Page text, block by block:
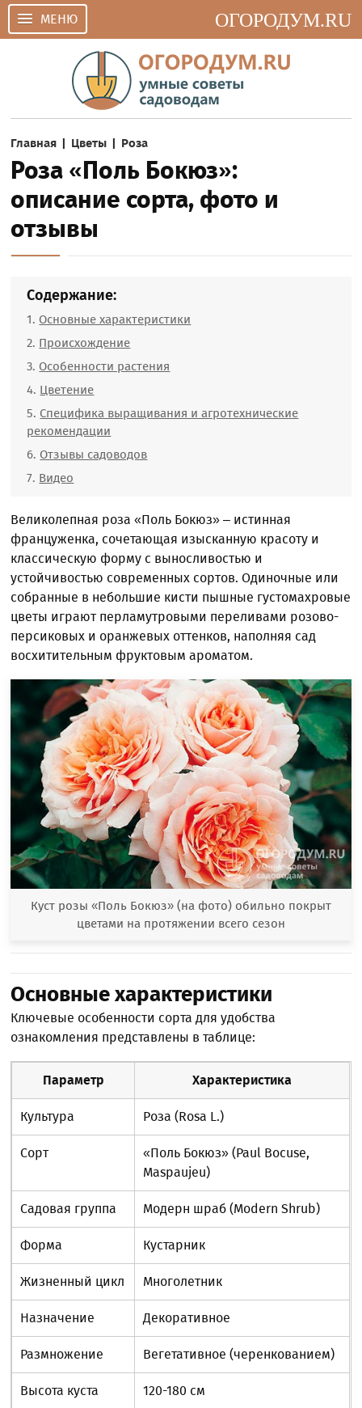
МЕНЮ ОГОРОДУМ.RU
Главная | Цветы | Роза
Роза «Поль Бокюз»:
описание сорта, фото и
отзывы
Содержание:
Основные характеристики
Происхождение
Особенности растения
Цветение
Специфика выращивания и агротехнические
рекомендации
Отзывы садоводов
Видео
Великолепная роза «Поль Бокюз» – истинная
француженка, сочетающая изысканную красоту и
классическую форму с выносливостью и
устойчивостью современных сортов. Одиночные или
собранные в небольшие кисти пышные густомахровые
цветы играют перламутровыми переливами розово-
персиковых и оранжевых оттенков, наполняя сад
восхитительным фруктовым ароматом.
Куст розы «Поль Бокюз» (на фото) обильно покрыт
цветами на протяжении всего сезон
Основные характеристики
Ключевые особенности сорта для удобства
ознакомления представлены в таблице:
Параметр Характеристика
Культура Роза (Rosa L.)
Сорт
«Поль Бокюз» (Paul Bocuse,
Maspaujeu)
Садовая группа Модерн шраб (Modern Shrub)
Форма Кустарник
Жизненный цикл Многолетник
Назначение Декоративное
Размножение Вегетативное (черенкованием)
Высота куста 120-180 см